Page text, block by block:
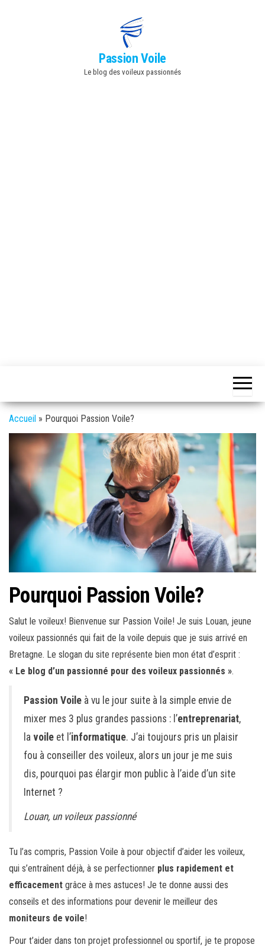
Passion Voile
Le blog des voileux passionnés
Accueil » Pourquoi Passion Voile?
Pourquoi Passion Voile?
Salut le voileux! Bienvenue sur Passion Voile! Je suis Louan, jeune
voileux passionnés qui fait de la voile depuis que je suis arrivé en
Bretagne. Le slogan du site représente bien mon état d’esprit :
« Le blog d’un passionné pour des voileux passionnés ».
Passion Voile à vu le jour suite à la simple envie de
mixer mes 3 plus grandes passions : l’entreprenariat,
la voile et l’informatique. J’ai toujours pris un plaisir
fou à conseiller des voileux, alors un jour je me suis
dis, pourquoi pas élargir mon public à l’aide d’un site
Internet ?
Louan, un voileux passionné
Tu l’as compris, Passion Voile à pour objectif d’aider les voileux,
qui s’entraînent déjà, à se perfectionner plus rapidement et
efficacement grâce à mes astuces! Je te donne aussi des
conseils et des informations pour devenir le meilleur des
moniteurs de voile!
Pour t’aider dans ton projet professionnel ou sportif, je te propose